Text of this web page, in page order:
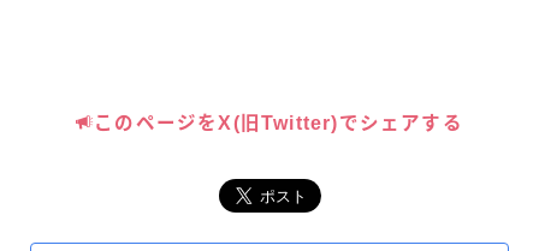
このページをX(旧Twitter)でシェアする